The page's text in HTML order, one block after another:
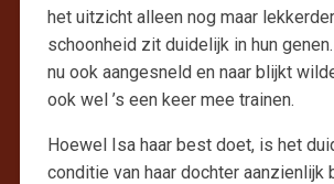
het uitzicht alleen nog maar
schoonheid zit duidelijk in hun
nu ook aangesneld en naar blijkt
ook wel ’s een keer mee trainen.
Hoewel Isa haar best doet, is het
conditie van haar dochter aanzienlijk